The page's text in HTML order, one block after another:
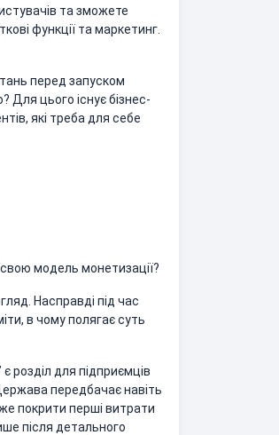
та зможете
функції та маркетинг.
перед запуском
Для цього існує бізнес-
які треба для себе
модель монетизації?
Насправді під час
в чому полягає суть
розділ для підприємців
передбачає навіть
покрити перші витрати
після детального